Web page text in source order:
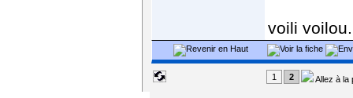
voili
Allez à la
1 2